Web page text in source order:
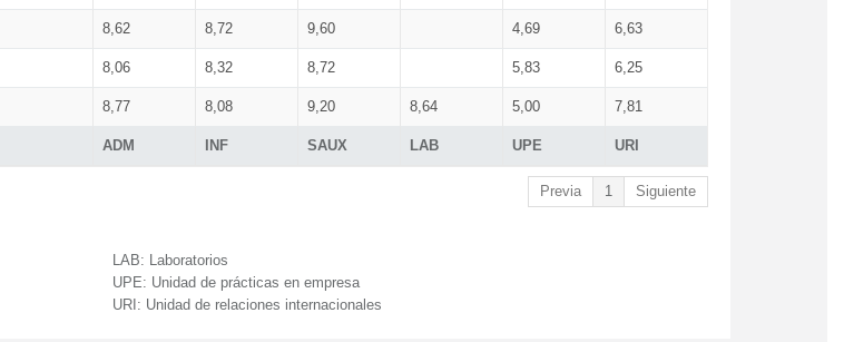
ADM INF SAUX LAB UPE URI
8,62 8,72 9,60 4,69 6,63
8,06 8,32 8,72 5,83 6,25
8,77 8,08 9,20 8,64 5,00 7,81
Previa 1 Siguiente
LAB: Laboratorios
UPE: Unidad de prácticas en empresa
URI: Unidad de relaciones internacionales